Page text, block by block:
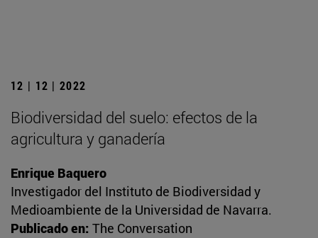
12 | 12 | 2022
Biodiversidad del suelo: efectos de la
agricultura y ganadería
Enrique Baquero
Investigador del Instituto de Biodiversidad y
Medioambiente de la Universidad de Navarra.
Publicado en: The Conversation